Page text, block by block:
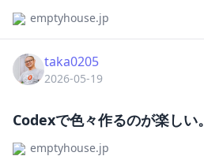
emptyhouse.jp
taka0205
2026-05-19
Codexで色々作るのが楽しい。
emptyhouse.jp